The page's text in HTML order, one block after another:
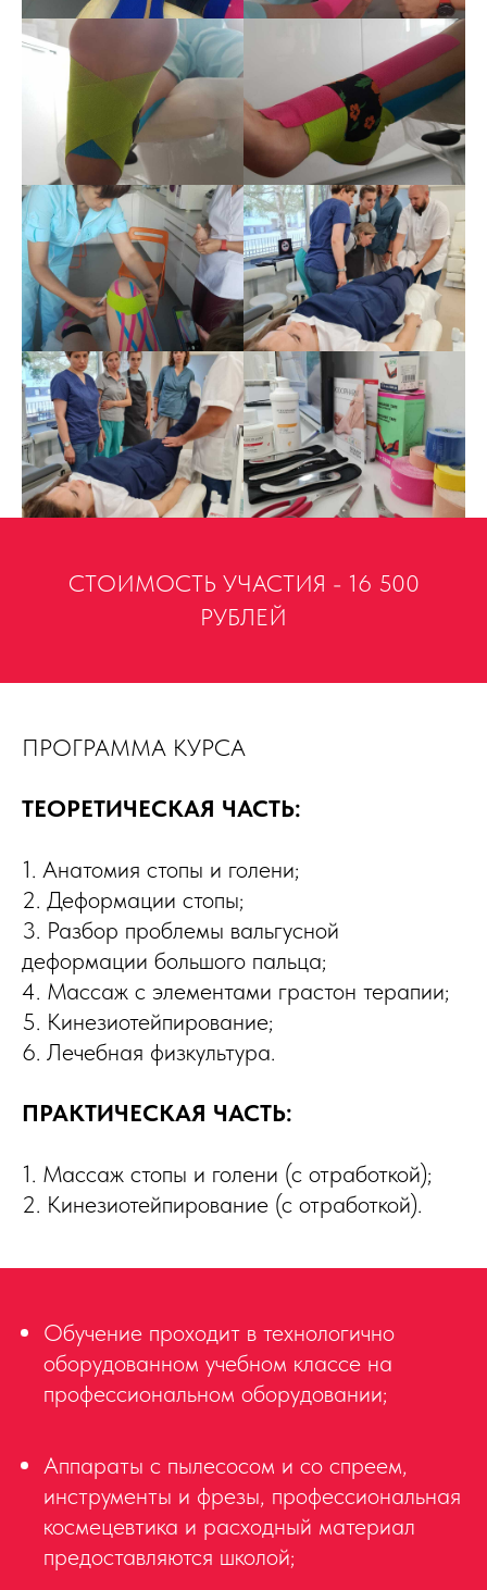
СТОИМОСТЬ УЧАСТИЯ - 16 500
РУБЛЕЙ
ПРОГРАММА КУРСА
ТЕОРЕТИЧЕСКАЯ ЧАСТЬ:
1. Анатомия стопы и голени;
2. Деформации стопы;
3. Разбор проблемы вальгусной
деформации большого пальца;
4. Массаж с элементами грастон терапии;
5. Кинезиотейпирование;
6. Лечебная физкультура.
ПРАКТИЧЕСКАЯ ЧАСТЬ:
1. Массаж стопы и голени (с отработкой);
2. Кинезиотейпирование (с отработкой).
Обучение проходит в технологично
оборудованном учебном классе на
профессиональном оборудовании;
Аппараты с пылесосом и со спреем,
инструменты и фрезы, профессиональная
космецевтика и расходный материал
предоставляются школой;